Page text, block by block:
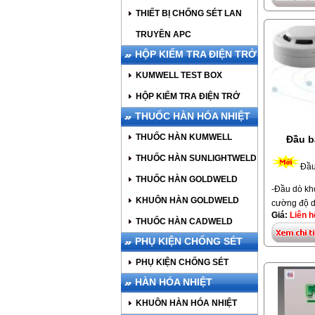
THIẾT BỊ CHỐNG SÉT LAN
TRUYỀN APC
HỘP KIỂM TRA ĐIỆN TRỞ
KUMWELL TEST BOX
HỘP KIỂM TRA ĐIỆN TRỞ
THUỐC HÀN HÓA NHIỆT
THUỐC HÀN KUMWELL
THUỐC HÀN SUNLIGHTWELD
THUỐC HÀN GOLDWELD
KHUÔN HÀN GOLDWELD
THUỐC HÀN CADWELD
PHỤ KIỆN CHỐNG SÉT
PHỤ KIỆN CHỐNG SÉT
HÀN HÓA NHIỆT
KHUÔN HÀN HÓA NHIỆT
Hiệu
Đầu
-Đầu dò
cường độ
dòng
40mA,
EN54,
Liên hệ:
Giá: Liên